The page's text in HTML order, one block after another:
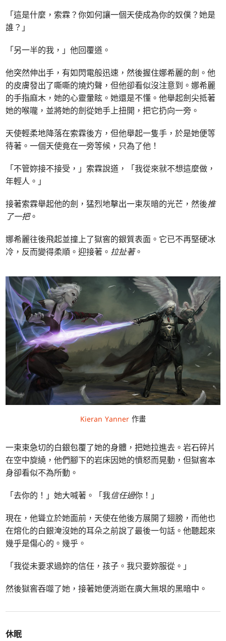
「這是什麼，索霖？你如何讓一個天使成為你的奴僕？她是
誰？」
「另一半的我，」他回覆道。
他突然伸出手，有如閃電般迅速，然後握住娜希麗的劍。他
的皮膚發出了嘶嘶的燒灼聲，但他卻看似沒注意到。娜希麗
的手指麻木，她的心靈暈眩。她還是不懂。他舉起劍尖抵著
她的喉嚨，並將她的劍從她手上扭開，把它扔向一旁。
天使輕柔地降落在索霖後方，但他舉起一隻手，於是她便等
待著。一個天使竟在一旁等候，只為了他！
「不管妳接不接受，」索霖說道，「我從來就不想這麼做，
年輕人。」
接著索霖舉起他的劍，猛烈地擊出一束灰暗的光芒，然後推
了一把。
娜希麗往後飛起並撞上了獄窖的銀質表面。它已不再堅硬冰
冷，反而變得柔順。迎接著。 拉扯著。
Kieran Yanner 作畫
一束束急切的白銀包覆了她的身體，把她拉進去。岩石碎片
在空中旋繞，他們腳下的岩床因她的憤怒而晃動，但獄窖本
身卻看似不為所動。
「去你的！」她大喊著。「我信任過你！」
現在，他聳立於她面前，天使在他後方展開了翅膀，而他也
在熔化的白銀淹沒她的耳朵之前說了最後一句話。他聽起來
幾乎是傷心的。幾乎。
「我從未要求過妳的信任，孩子。我只要妳服從。」
然後獄窖吞噬了她，接著她便消逝在廣大無垠的黑暗中。
休眠